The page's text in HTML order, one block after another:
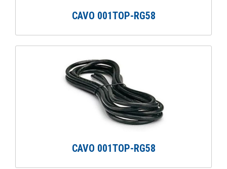
CAVO 001TOP-RG58
CAVO 001TOP-RG58